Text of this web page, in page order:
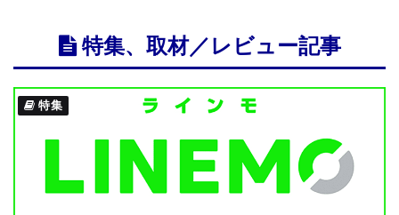
特集、取材／レビュー記事
特集